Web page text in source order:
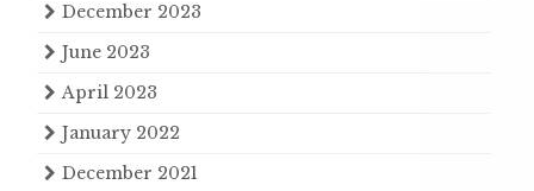
December 2023
June 2023
April 2023
January 2022
December 2021